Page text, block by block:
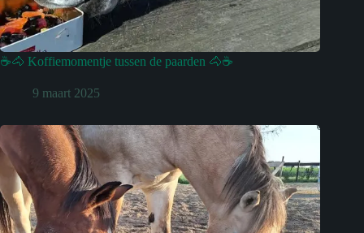
☕🐴 Koffiemomentje tussen de paarden 🐴☕
9 maart 2025